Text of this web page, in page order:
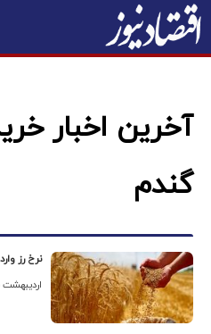
آخرین اخبار
گندم
نرخ رز
۰۶ اردیبهشت ۱۴۰۵